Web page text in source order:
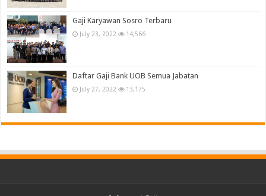
Gaji Karyawan Sosro Terbaru
July 23, 2022 14,566
Daftar Gaji Bank UOB Semua Jabatan
July 27, 2022 13,175